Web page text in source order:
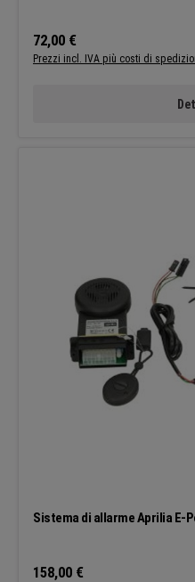
Prezzo normale:
72,00 €
Prezzi incl. IVA più costi di
Sistema di allarme Aprilia E-
Prezzo normale:
158,00 €